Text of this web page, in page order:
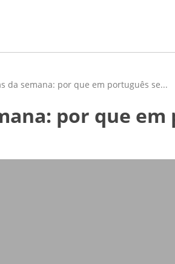
da semana: por que em português se...